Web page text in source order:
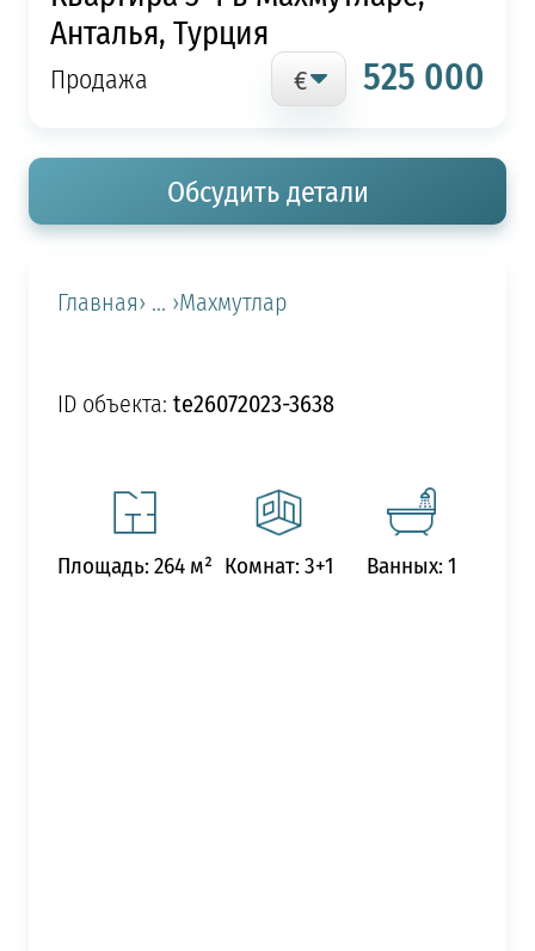
Анталья, Турция
Продажа 525 000
Обсудить детали
Главная› ... ›Махмутлар
ID объекта: te26072023-3638
Площадь: 264 м² Комнат: 3+1 Ванных: 1